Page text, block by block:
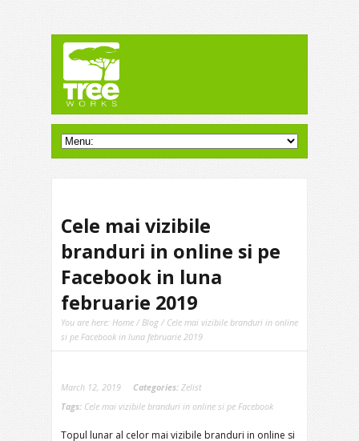
Cele mai vizibile
branduri in online si pe
Facebook in luna
februarie 2019
You are here: Home /Blog / Cele mai vizibile branduri in online
si pe Facebook in luna februarie 2019
March 12, 2019 Categories: Zelist
Tags: Cele mai vizibile branduri in online si pe Facebook
Topul lunar al celor mai vizibile branduri in online si